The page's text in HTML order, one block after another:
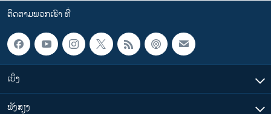
ຕິດຕາມພວກເຮົາ ທີ່
ເບິ່ງ
ຟັງສຽງ